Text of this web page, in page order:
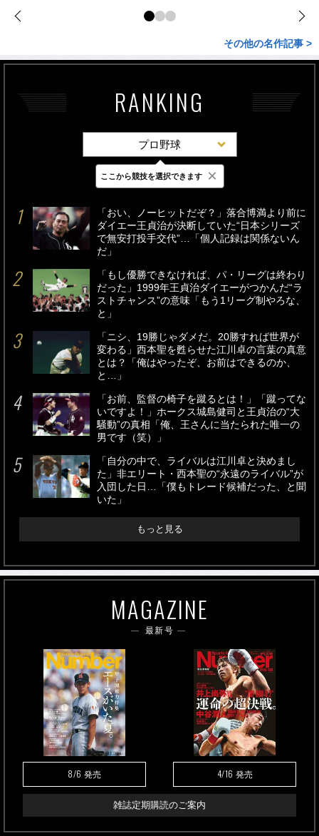
その他の名作記事 >
RANKING
プロ野球
最新 24時間 週間
「おい、ノーヒットだぞ？」落合博満より前に
ダイエー王貞治が決断していた“日本シリーズ
で無安打投手交代”…「個人記録は関係ないん
だ」
「もし優勝できなければ、パ・リーグは終わり
だった」1999年王貞治ダイエーがつかんだ“ラ
ストチャンス”の意味「もう1リーグ制やろな、
と」
「ニシ、19勝じゃダメだ。20勝すれば世界が
変わる」西本聖を甦らせた江川卓の言葉の真意
とは？「俺はやったぞ、お前はできるのか、
と…」
「お前、監督の椅子を蹴るとは！」「蹴ってな
いですよ！」ホークス城島健司と王貞治の“大
騒動”の真相「俺、王さんに当たられた唯一の
男です（笑）」
「自分の中で、ライバルは江川卓と決めまし
た」非エリート・西本聖の“永遠のライバル”が
入団した日…「僕もトレード候補だった、と聞
いた」
もっと見る
MAGAZINE
最新号
8/6 発売 4/16 発売
雑誌定期購読のご案内
ここから競技を選択できます ×